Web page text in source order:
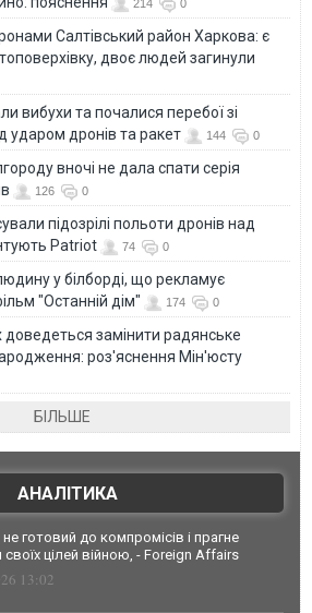
214 0
Салтівський район Харкова: є
двоє людей загинули
вибухи та почалися перебої зі
ударом дронів та ракет
144 0
вночі не дала спати серія
126 0
підозрілі польоти дронів над
Patriot
74 0
у білборді, що рекламує
"Останній дім"
174 0
доведеться замінити радянське
роз'яснення Мін'юсту
БІЛЬШЕ
АНАЛІТИКА
готовий до компромісів і прагне
своїх цілей війною, - Foreign Affairs
13:02